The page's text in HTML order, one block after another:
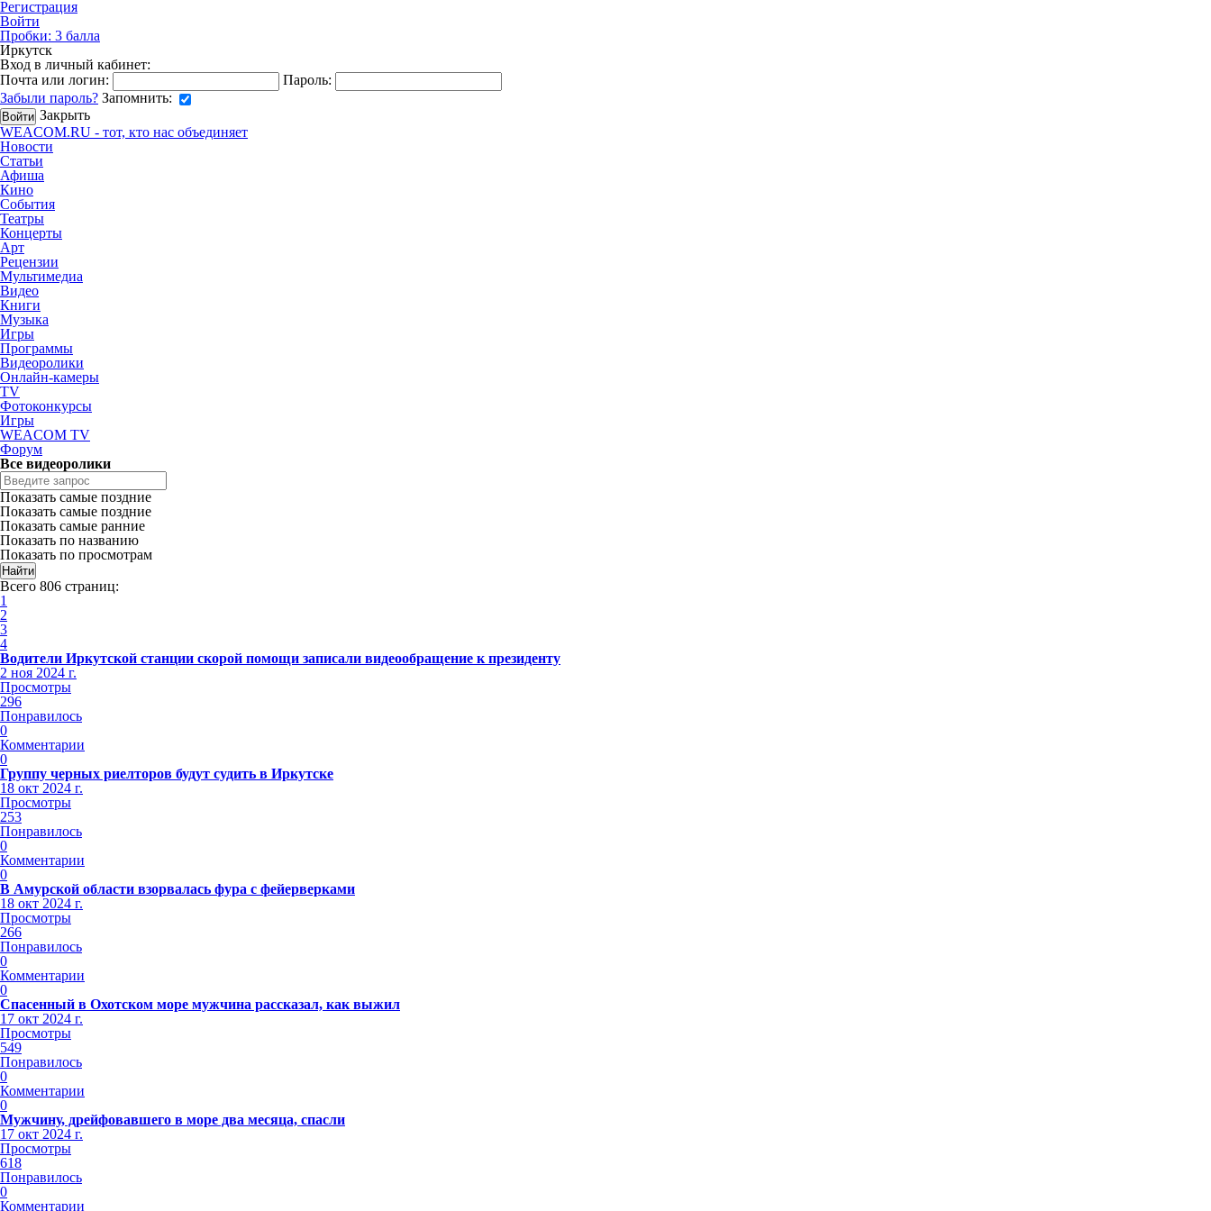
Регистрация
Войти
Пробки: 3 балла
Иркутск
Вход в личный кабинет:
Почта или логин:
Пароль:
Забыли пароль? Запомнить:
Закрыть
WEACOM.RU - тот, кто нас объединяет
Новости
Статьи
Афиша
Кино
События
Театры
Концерты
Арт
Рецензии
Мультимедиа
Видео
Книги
Музыка
Игры
Программы
Видеоролики
Онлайн-камеры
TV
Фотоконкурсы
Игры
WEACOM TV
Форум
Все видеоролики
Показать самые поздние
Показать самые поздние
Показать самые ранние
Показать по названию
Показать по просмотрам
Всего 806 страниц:
1
2
3
4
Водители Иркутской станции скорой помощи записали видеообращение к президенту
2 ноя 2024 г.
Просмотры
296
Понравилось
0
Комментарии
0
Группу черных риелторов будут судить в Иркутске
18 окт 2024 г.
Просмотры
253
Понравилось
0
Комментарии
0
В Амурской области взорвалась фура с фейерверками
18 окт 2024 г.
Просмотры
266
Понравилось
0
Комментарии
0
Спасенный в Охотском море мужчина рассказал, как выжил
17 окт 2024 г.
Просмотры
549
Понравилось
0
Комментарии
0
Мужчину, дрейфовавшего в море два месяца, спасли
17 окт 2024 г.
Просмотры
618
Понравилось
0
Комментарии